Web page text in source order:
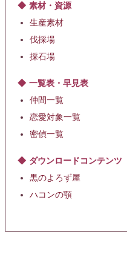
素材・資源
生産素材
伐採場
採石場
一覧表・早見表
仲間一覧
恋愛対象一覧
密偵一覧
ダウンロードコンテンツ
黒のよろず屋
ハコンの顎